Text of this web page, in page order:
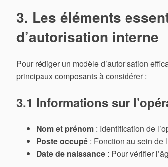
3. Les éléments
d’autorisation interne
Pour rédiger un modèle d’autorisation
principaux composants à considérer :
3.1 Informations sur
Nom et prénom : Identification de
Poste occupé : Fonction au sein de
Date de naissance : Pour vérifier